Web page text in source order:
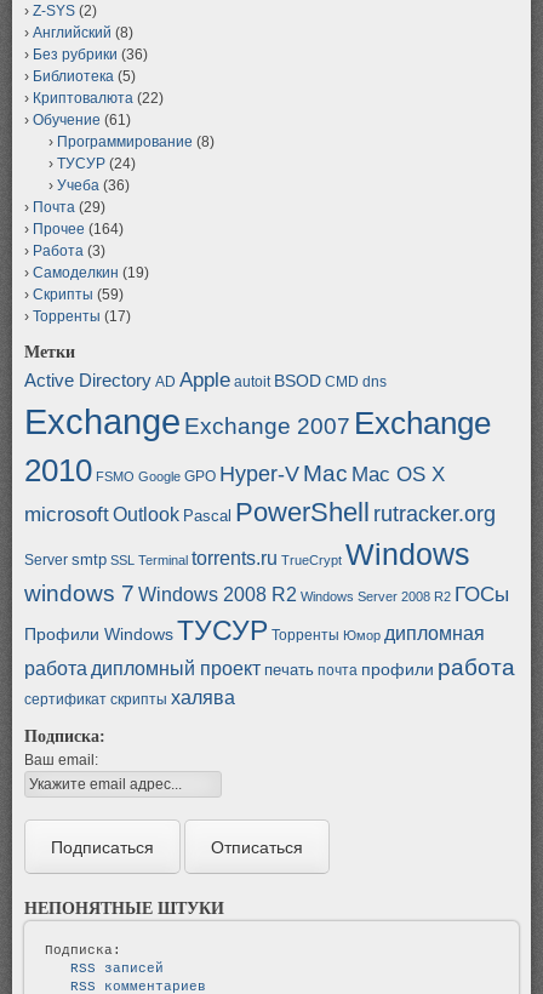
Z-SYS (2)
Английский (8)
Без рубрики (36)
Библиотека (5)
Криптовалюта (22)
Обучение (61)
Программирование (8)
ТУСУР (24)
Учеба (36)
Почта (29)
Прочее (164)
Работа (3)
Самоделкин (19)
Скрипты (59)
Торренты (17)
Метки
Active Directory AD Apple autoit BSOD CMD dns
Exchange Exchange 2007 Exchange
2010 FSMO Google GPO Hyper-V Mac Mac OS X
microsoftOutlook Pascal PowerShell rutracker.org
Server smtp SSL Terminal torrents.ru TrueCrypt Windows
windows 7 Windows 2008 R2 Windows Server 2008 R2 ГОСы
Профили WindowsТУСУР Торренты Юмор дипломная
работа дипломный проект печать почта профили работа
сертификат скрипты халява
Подписка:
Ваш email:
НЕПОНЯТНЫЕ ШТУКИ
   RSS записей
   RSS комментариев